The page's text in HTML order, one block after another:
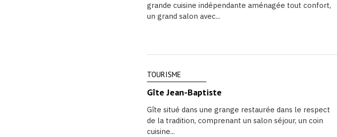
grande cuisine indépendante aménagée tout confort,
un grand salon avec...
TOURISME
Gîte Jean-Baptiste
Gîte situé dans une grange restaurée dans le respect
de la tradition, comprenant un salon séjour, un coin
cuisine...